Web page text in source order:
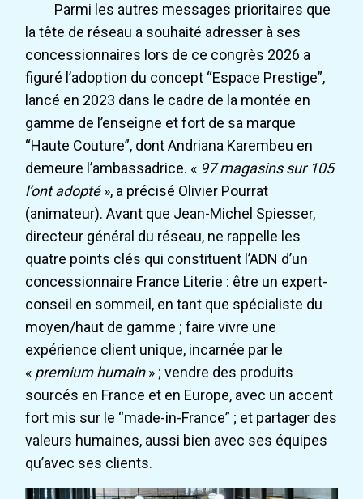
Parmi les autres messages prioritaires que
la tête de réseau a souhaité adresser à ses
concessionnaires lors de ce congrès 2026 a
figuré l’adoption du concept “Espace Prestige”,
lancé en 2023 dans le cadre de la montée en
gamme de l’enseigne et fort de sa marque
“Haute Couture”, dont Andriana Karembeu en
demeure l’ambassadrice. « 97 magasins sur 105
l’ont adopté», a précisé Olivier Pourrat
(animateur). Avant que Jean-Michel Spiesser,
directeur général du réseau, ne rappelle les
quatre points clés qui constituent l’ADN d’un
concessionnaire France Literie : être un expert-
conseil en sommeil, en tant que spécialiste du
moyen/haut de gamme ; faire vivre une
expérience client unique, incarnée par le
« premium humain» ; vendre des produits
sourcés en France et en Europe, avec un accent
fort mis sur le “made-in-France” ; et partager des
valeurs humaines, aussi bien avec ses équipes
qu’avec ses clients.